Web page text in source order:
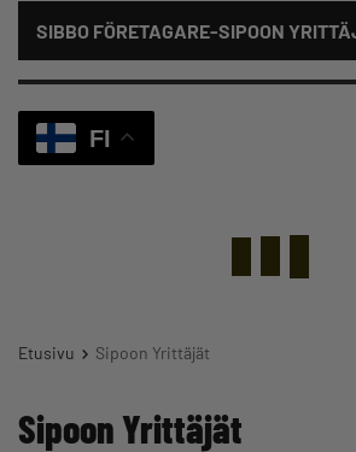
SIBBO FÖRETAGARE-SIPOON
FI
Etusivu Sipoon Yrittäjät
Sipoon Yrittäjät
Suodata hakutuloksia: näytä kaikki